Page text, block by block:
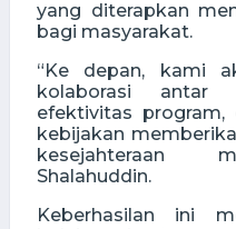
yang diterapkan
bagi masyarakat.
“Ke depan, kami
kolaborasi antar
efektivitas
kebijakan
kesejahteraan
Shalahuddin.
Keberhasilan ini